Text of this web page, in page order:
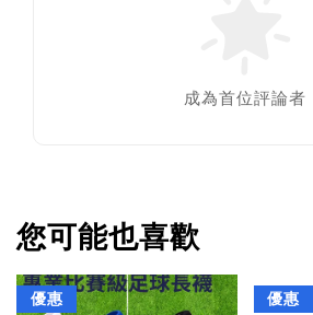
成為首位評論者
您可能也喜歡
優惠 優惠